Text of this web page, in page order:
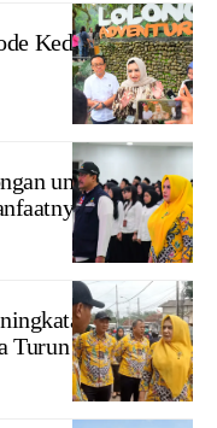
Bupati
Pekalongan
Farida Arafiq
Kedua Jabatan
Bupati
Pekalongan
dan Mentri
Sosial RI
ungkapkan
Bupati Farida
Arafiq dan
Sekda
Pekalonga
cek kondisi
Jalan
Turun ke Lokasi